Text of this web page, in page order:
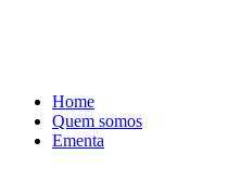
Home
Quem somos
Ementa